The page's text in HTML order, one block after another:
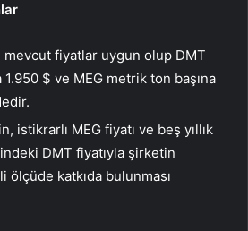
mevcut fiyatlar uygun olup DMT
1.950 $ ve MEG metrik ton başına
istikrarlı MEG fiyatı ve beş yıllık
DMT fiyatıyla şirketin
ölçüde katkıda bulunması